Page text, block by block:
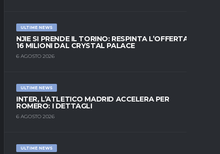
ULTIME NEWS
NJIE SI PRENDE IL TORINO: RESPINTA L’OFFERTA DI
16 MILIONI DAL CRYSTAL PALACE
6 AGOSTO 2026
ULTIME NEWS
INTER, L’ATLETICO MADRID ACCELERA PER
ROMERO: I DETTAGLI
6 AGOSTO 2026
ULTIME NEWS